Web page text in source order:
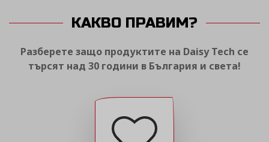
КАКВО ПРАВИМ?
Разберете защо продуктите на Daisy Tech се
търсят над 30 години в България и света!